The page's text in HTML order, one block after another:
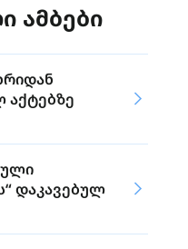
ამბები
აქტებზე
დაკავებულ